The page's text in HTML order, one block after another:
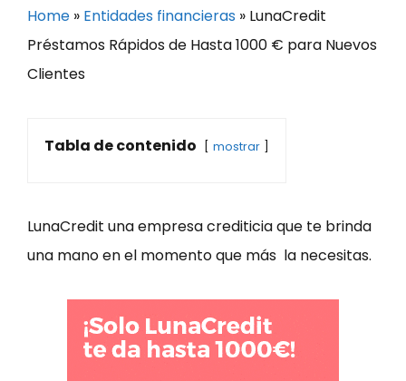
Home » Entidades financieras » LunaCredit
Préstamos Rápidos de Hasta 1000 € para Nuevos
Clientes
Tabla de contenido mostrar
LunaCredit una empresa crediticia que te brinda
una mano en el momento que más la necesitas.